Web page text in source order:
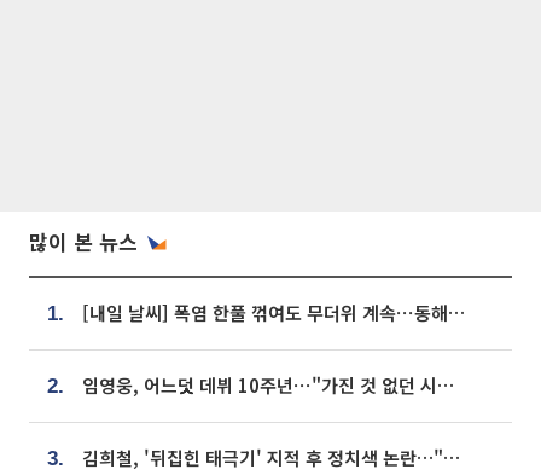
많이 본 뉴스
1. [내일 날씨] 폭염 한풀 꺾여도 무더위 계속⋯동해안 이틀 연속 비
2. 임영웅, 어느덧 데뷔 10주년⋯"가진 것 없던 시절, 내 앞엔 20명의 팬뿐"
3. 김희철, '뒤집힌 태극기' 지적 후 정치색 논란…"좌우 떠나 우리나라 국기"